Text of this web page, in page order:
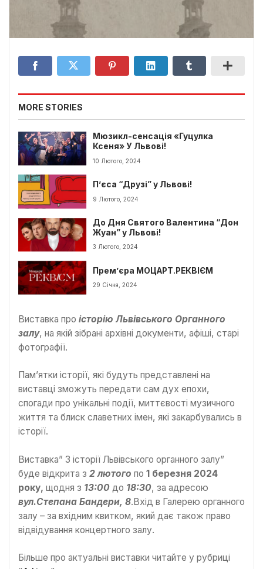
MORE STORIES
Мюзикл-сенсація «Гуцулка
Ксеня» У Львові!
10 Лютого, 2024
П’єса “Друзі” у Львові!
9 Лютого, 2024
До Дня Святого Валентина “Дон
Жуан” у Львові!
3 Лютого, 2024
Прем’єра МОЦАРТ.РЕКВІЄМ
29 Січня, 2024
Виставка про історію Львівського Органного
залу, на якій зібрані архівні документи, афіші, старі
фотографії.
Пам’ятки історії, які будуть представлені на
виставці зможуть передати сам дух епохи,
спогади про унікальні події, миттєвості музичного
життя та блиск славетних імен, які закарбувались в
історії.
Виставка” З історії Львівського органного залу”
буде відкрита з 2 лютого по 1 березня 2024
року, щодня з 13:00 до 18:30, за адресою
вул.Степана Бандери, 8.Вхід в Галерею органного
залу – за вхідним квитком, який дає також право
відвідування концертного залу.
Більше про актуальні виставки читайте у рубриці